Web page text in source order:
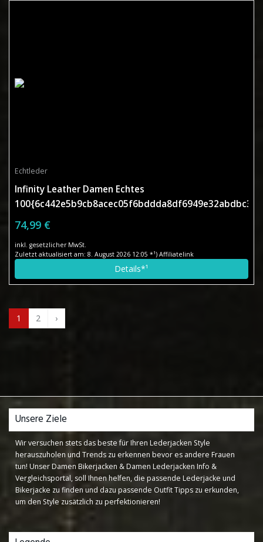
Echtleder
Infinity Leather Damen Echtes
Leder Kastanienbraun Klassische Brando Bikerjacke
74,99 €
inkl. gesetzlicher MwSt.
Zuletzt aktualisiert am: 8. August 2026 12:05 *¹) Affiliatelink
Details*¹
1 2 ›
Unsere Ziele
Wir versuchen stets das beste für Ihren Lederjacken Style
herauszuholen und Trends zu erkennen bevor es andere Frauen
tun! Unser Damen Bikerjacken & Damen Lederjacken Info &
Vergleichsportal, soll Ihnen helfen, die passende Lederjacke und
Bikerjacke zu finden und dazu passende Outfit Tipps zu erkunden,
um den Style zusätzlich zu perfektionieren!